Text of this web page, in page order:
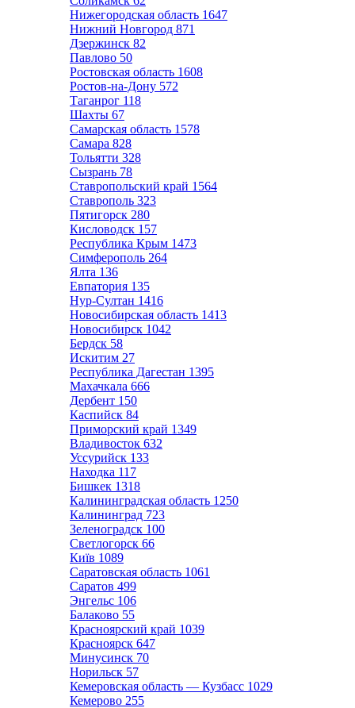
Нижегородская область 1647
Нижний Новгород 871
Дзержинск 82
Павлово 50
Ростовская область 1608
Ростов-на-Дону 572
Таганрог 118
Шахты 67
Самарская область 1578
Самара 828
Тольятти 328
Сызрань 78
Ставропольский край 1564
Ставрополь 323
Пятигорск 280
Кисловодск 157
Республика Крым 1473
Симферополь 264
Ялта 136
Евпатория 135
Нур-Султан 1416
Новосибирская область 1413
Новосибирск 1042
Бердск 58
Искитим 27
Республика Дагестан 1395
Махачкала 666
Дербент 150
Каспийск 84
Приморский край 1349
Владивосток 632
Уссурийск 133
Находка 117
Бишкек 1318
Калининградская область 1250
Калининград 723
Зеленоградск 100
Светлогорск 66
Київ 1089
Саратовская область 1061
Саратов 499
Энгельс 106
Балаково 55
Красноярский край 1039
Красноярск 647
Минусинск 70
Норильск 57
Кемеровская область — Кузбасс 1029
Кемерово 255